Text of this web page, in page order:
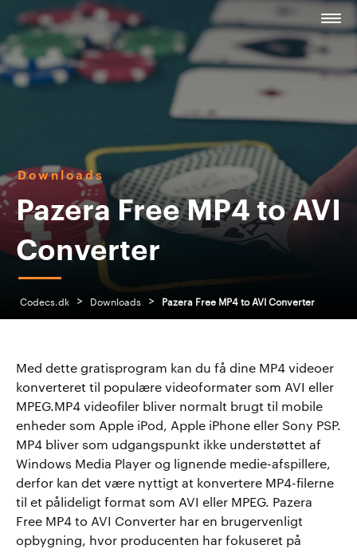
Downloads
Pazera Free MP4 to AVI
Converter
Codecs.dk > Downloads > Pazera Free MP4 to AVI Converter
Med dette gratisprogram kan du få dine MP4 videoer
konverteret til populære videoformater som AVI eller
MPEG.MP4 videofiler bliver normalt brugt til mobile
enheder som Apple iPod, Apple iPhone eller Sony PSP.
MP4 bliver som udgangspunkt ikke understøttet af
Windows Media Player og lignende medie-afspillere,
derfor kan det være nyttigt at konvertere MP4-filerne
til et pålideligt format som AVI eller MPEG. Pazera
Free MP4 to AVI Converter har en brugervenligt
opbygning, hvor producenten har fokuseret på